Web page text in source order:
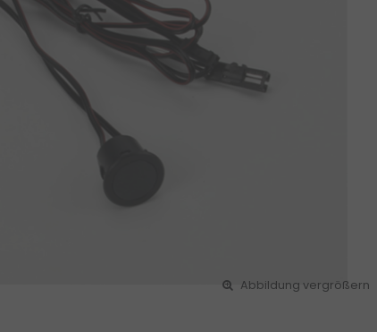
Abbildung vergrößern